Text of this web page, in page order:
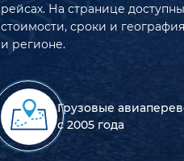
рейсах. На странице
стоимости, сроки и
и регионе.
Грузовые
с 2005 года